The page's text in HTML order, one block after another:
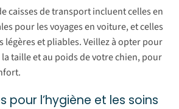
caisses de transport incluent celles en
pour les voyages en voiture, et celles
légères et pliables. Veillez à opter pour
la taille et au poids de votre chien, pour
pour l’hygiène et les soins